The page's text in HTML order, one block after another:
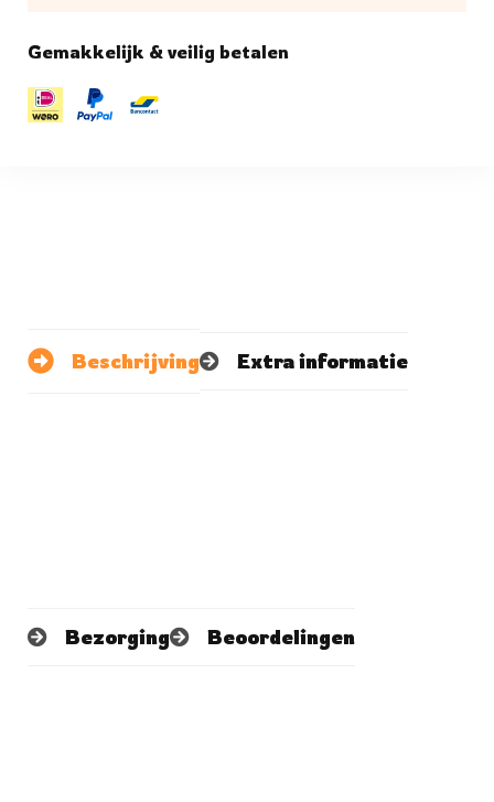
Gemakkelijk & veilig betalen
Beschrijving Extra informatie
Bezorging Beoordelingen